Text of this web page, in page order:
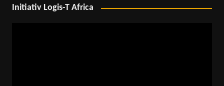
Initiativ Logis-T Africa